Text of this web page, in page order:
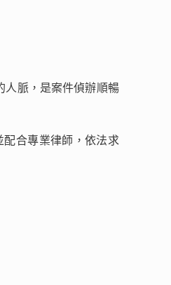
人脈，是案件偵辦順暢
合專業律師，依法求